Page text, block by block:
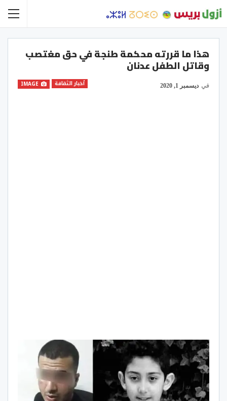
هذا ما قررته محكمة طنجة في حق مغتصب
وقاتل الطفل عدنان
أخبار الثقافة في ديسمبر 1, 2020